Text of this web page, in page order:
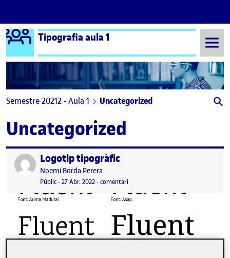
Saltar al contingut
Logo Ágora
Tipografia aula 1
Semestre 20212 - Aula 1 Uncategorized
Uncategorized
Publicat perLogotip tipogràfic
Publicat per
Noemí Borda Perera
Visibilitat:
Públic-Data de publicació
27 Abr. 20228 juny, 2022 9:38 am
-comentariel Logotip tipogràfic